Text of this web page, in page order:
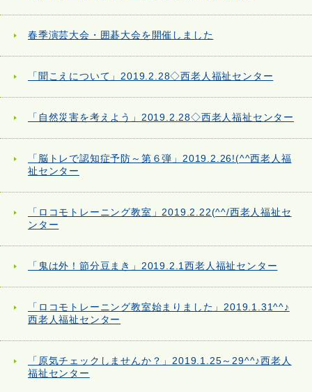
春季演芸大会・囲碁大会を開催しました
「聞こえについて」2019.2.28◇西老人福祉センター
「自然災害を考えよう」2019.2.28◇西老人福祉センター
「脳トレで認知症予防～第６弾」2019.2.26!(^^西老人福
祉センター
「ロコモトレーニング教室」2019.2.22(^^/西老人福祉セ
ンター
「鬼は外！節分豆まき」2019.2.1西老人福祉センター
「ロコモトレーニング教室始まりました」2019.1.31^^♪
西老人福祉センター
「原気チェックしませんか？」2019.1.25～29^^♪西老人
福祉センター